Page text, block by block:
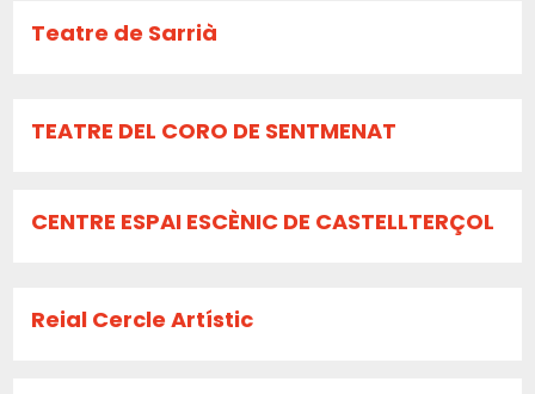
Teatre de Sarrià
TEATRE DEL CORO DE SENTMENAT
CENTRE ESPAI ESCÈNIC DE CASTELLTERÇOL
Reial Cercle Artístic